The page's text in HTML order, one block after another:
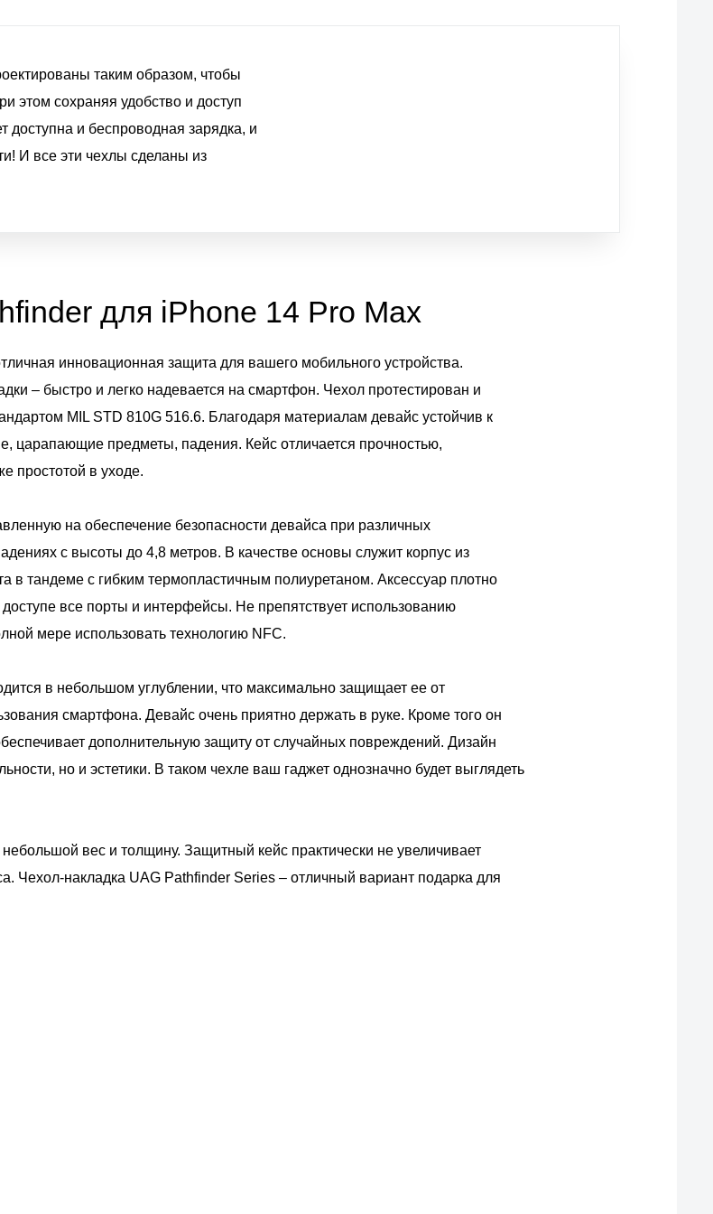
таким образом, чтобы
этом сохраняя удобство и доступ
доступна и беспроводная зарядка, и
И все эти чехлы сделаны из
для iPhone 14 Pro Max
инновационная защита для вашего мобильного устройства.
– быстро и легко надевается на смартфон. Чехол протестирован и
MIL STD 810G 516.6. Благодаря материалам девайс устойчив к
царапающие предметы, падения. Кейс отличается прочностью,
простотой в уходе.
на обеспечение безопасности девайса при различных
с высоты до 4,8 метров. В качестве основы служит корпус из
в тандеме с гибким термопластичным полиуретаном. Аксессуар плотно
все порты и интерфейсы. Не препятствует использованию
мере использовать технологию NFC.
в небольшом углублении, что максимально защищает ее от
смартфона. Девайс очень приятно держать в руке. Кроме того он
дополнительную защиту от случайных повреждений. Дизайн
но и эстетики. В таком чехле ваш гаджет однозначно будет выглядеть
вес и толщину. Защитный кейс практически не увеличивает
Чехол-накладка UAG Pathfinder Series – отличный вариант подарка для